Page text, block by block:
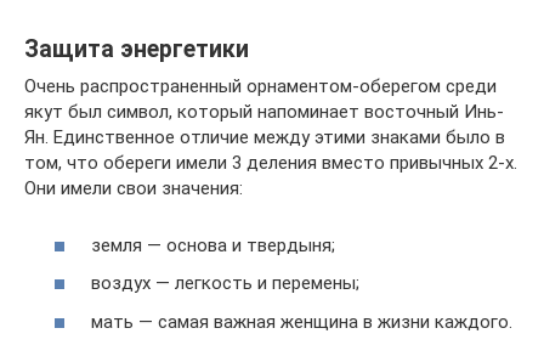
Защита энергетики
Очень распространенный орнаментом-оберегом среди
якут был символ, который напоминает восточный Инь-
Ян. Единственное отличие между этими знаками было в
том, что обереги имели 3 деления вместо привычных 2-х.
Они имели свои значения:
земля — основа и твердыня;
воздух — легкость и перемены;
мать — самая важная женщина в жизни каждого.